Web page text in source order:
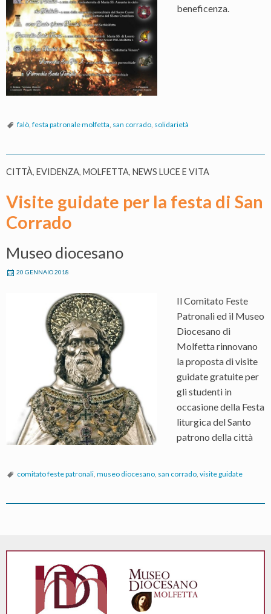
beneficenza.
falò festa patronale molfetta san corrado solidarietà
CITTÀ, EVIDENZA, MOLFETTA, NEWS LUCE E VITA
Visite guidate per la festa di San
Corrado
Museo diocesano
20 GENNAIO 2018
Il Comitato Feste
Patronali ed il Museo
Diocesano di
Molfetta rinnovano
la proposta di visite
guidate gratuite per
gli studenti in
occasione della Festa
liturgica del Santo
patrono della città
comitato feste patronali, museo diocesano, san corrado, visite guidate